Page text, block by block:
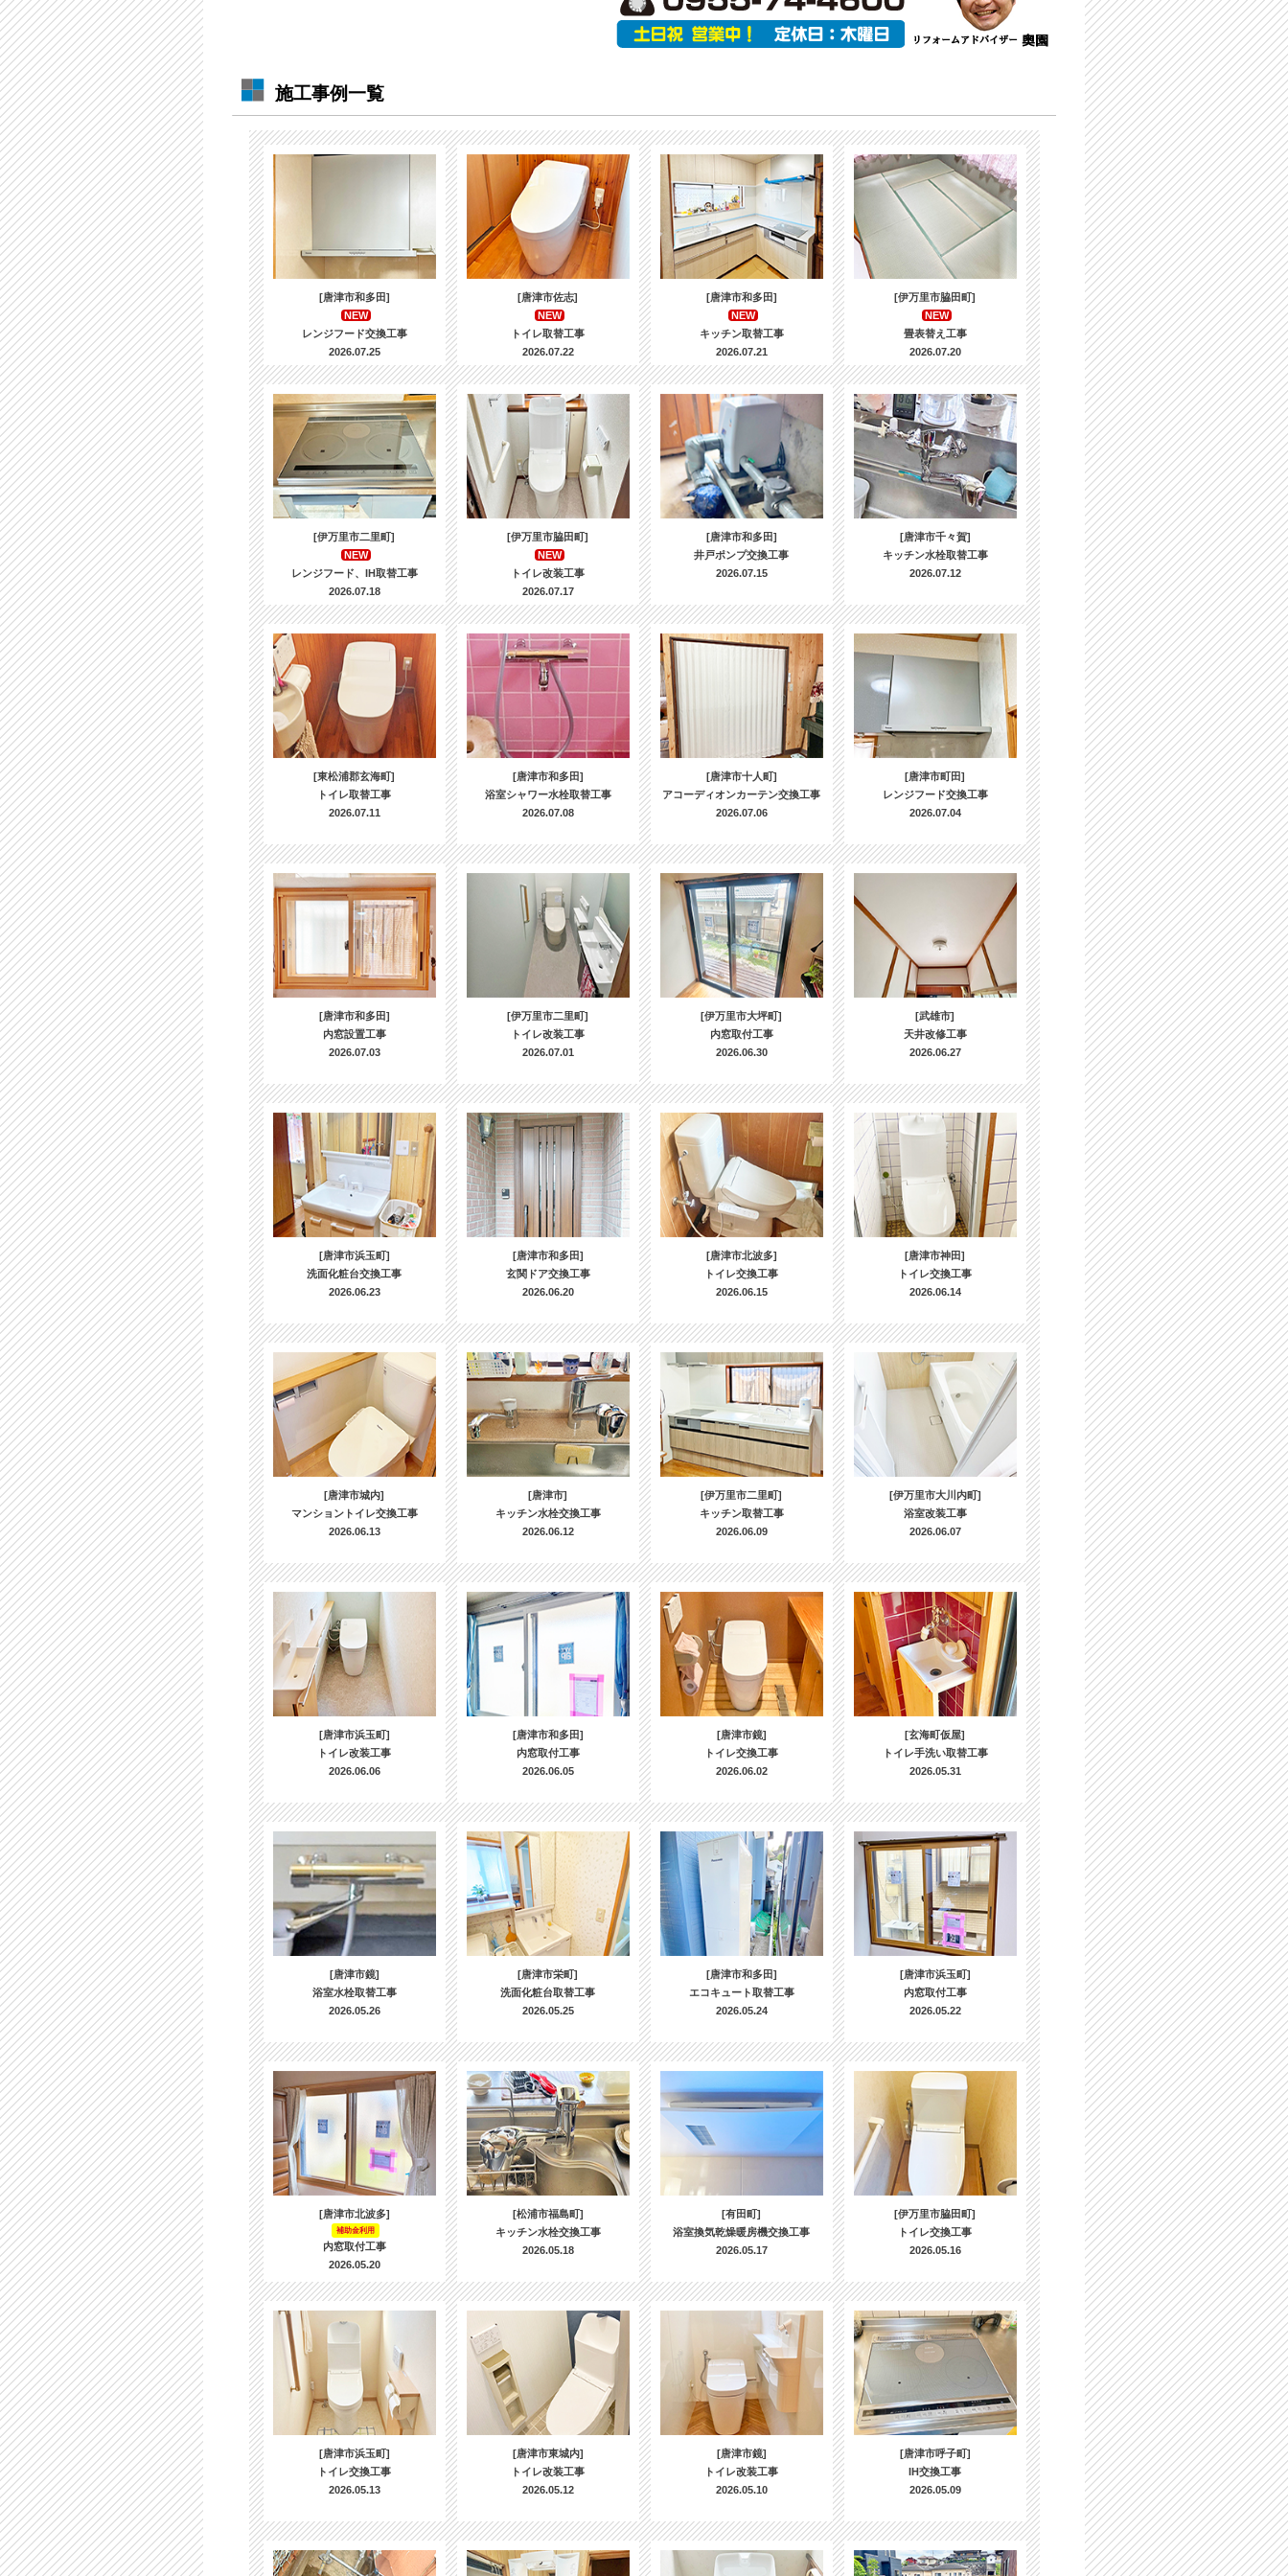
施工事例一覧
[唐津市和多田]
NEW
レンジフード交換工事
2026.07.25
[唐津市佐志]
NEW
トイレ取替工事
2026.07.22
[唐津市和多田]
NEW
キッチン取替工事
2026.07.21
[伊万里市脇田町]
NEW
畳表替え工事
2026.07.20
[伊万里市二里町]
NEW
レンジフード、IH取替工事
2026.07.18
[伊万里市脇田町]
NEW
トイレ改装工事
2026.07.17
[唐津市和多田]
井戸ポンプ交換工事
2026.07.15
[唐津市千々賀]
キッチン水栓取替工事
2026.07.12
[東松浦郡玄海町]
トイレ取替工事
2026.07.11
[唐津市和多田]
浴室シャワー水栓取替工事
2026.07.08
[唐津市十人町]
アコーディオンカーテン交換工事
2026.07.06
[唐津市町田]
レンジフード交換工事
2026.07.04
[唐津市和多田]
内窓設置工事
2026.07.03
[伊万里市二里町]
トイレ改装工事
2026.07.01
[伊万里市大坪町]
内窓取付工事
2026.06.30
[武雄市]
天井改修工事
2026.06.27
[唐津市浜玉町]
洗面化粧台交換工事
2026.06.23
[唐津市和多田]
玄関ドア交換工事
2026.06.20
[唐津市北波多]
トイレ交換工事
2026.06.15
[唐津市神田]
トイレ交換工事
2026.06.14
[唐津市城内]
マンショントイレ交換工事
2026.06.13
[唐津市]
キッチン水栓交換工事
2026.06.12
[伊万里市二里町]
キッチン取替工事
2026.06.09
[伊万里市大川内町]
浴室改装工事
2026.06.07
[唐津市浜玉町]
トイレ改装工事
2026.06.06
[唐津市和多田]
内窓取付工事
2026.06.05
[唐津市鏡]
トイレ交換工事
2026.06.02
[玄海町仮屋]
トイレ手洗い取替工事
2026.05.31
[唐津市鏡]
浴室水栓取替工事
2026.05.26
[唐津市栄町]
洗面化粧台取替工事
2026.05.25
[唐津市和多田]
エコキュート取替工事
2026.05.24
[唐津市浜玉町]
内窓取付工事
2026.05.22
[唐津市北波多]
補助金利用
内窓取付工事
2026.05.20
[松浦市福島町]
キッチン水栓交換工事
2026.05.18
[有田町]
浴室換気乾燥暖房機交換工事
2026.05.17
[伊万里市脇田町]
トイレ交換工事
2026.05.16
[唐津市浜玉町]
トイレ交換工事
2026.05.13
[唐津市東城内]
トイレ改装工事
2026.05.12
[唐津市鏡]
トイレ改装工事
2026.05.10
[唐津市呼子町]
IH交換工事
2026.05.09